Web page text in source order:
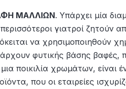
ΜΑΛΛΙΩΝ. Υπάρχει μία
γιατροί ζητούν
να χρησιμοποιηθούν
φυτικής βάσης βαφές,
ποικιλία χρωμάτων, είναι
που οι εταιρείες